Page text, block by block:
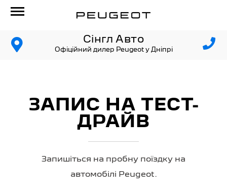
Сінгл Авто
Офіційний дилер Peugeot у Дніпрі
ЗАПИС НА ТЕСТ-
ДРАЙВ
Запишіться на пробну поїздку на
автомобілі Peugeot.